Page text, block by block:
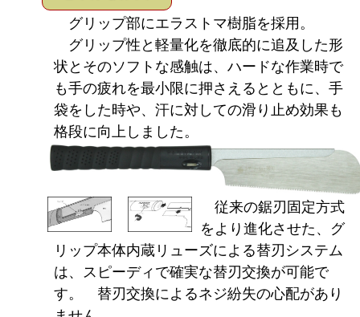
グリップ部にエラストマ樹脂を採用。
グリップ性と軽量化を徹底的に追及した形
状とそのソフトな感触は、ハードな作業時で
も手の疲れを最小限に押さえるとともに、手
袋をした時や、汗に対しての滑り止め効果も
格段に向上しました。
従来の鋸刃固定方式
をより進化させた、グ
リップ本体内蔵リューズによる替刃システム
は、スピーディで確実な替刃交換が可能で
す。 替刃交換によるネジ紛失の心配があり